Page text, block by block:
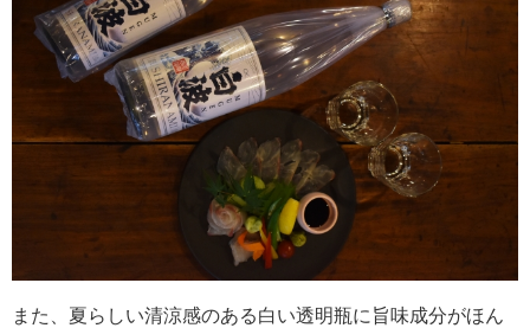
また、夏らしい清涼感のある白い透明瓶に旨味成分がほん